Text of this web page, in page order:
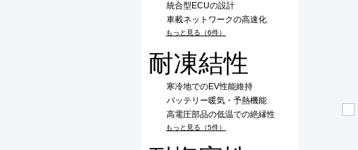
統合型ECUの設計
車載ネットワークの高速化
もっと見る（6件）
耐凍結性
寒冷地でのEV性能維持
バッテリー暖気・予熱機能
高電圧部品の低温での絶縁性
もっと見る（5件）